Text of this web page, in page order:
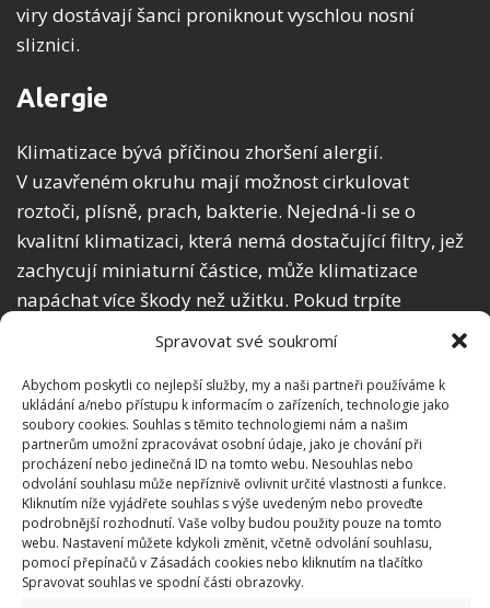
Spravovat své soukromí
Abychom poskytli co nejlepší služby, my a naši partneři používáme k
ukládání a/nebo přístupu k informacím o zařízeních, technologie jako
soubory cookies. Souhlas s těmito technologiemi nám a našim
partnerům umožní zpracovávat osobní údaje, jako je chování při
procházení nebo jedinečná ID na tomto webu. Nesouhlas nebo
odvolání souhlasu může nepříznivě ovlivnit určité vlastnosti a funkce.
Kliknutím níže vyjádřete souhlas s výše uvedeným nebo proveďte
podrobnější rozhodnutí. Vaše volby budou použity pouze na tomto
webu. Nastavení můžete kdykoli změnit, včetně odvolání souhlasu,
pomocí přepínačů v Zásadách cookies nebo kliknutím na tlačítko
Spravovat souhlas ve spodní části obrazovky.
viry dostávají šanci proniknout vyschlou nosní
sliznici.
Alergie
Klimatizace bývá příčinou zhoršení alergií.
V uzavřeném okruhu mají možnost cirkulovat
roztoči, plísně, prach, bakterie. Nejedná-li se o
kvalitní klimatizaci, která nemá dostačující filtry, jež
zachycují miniaturní částice, může klimatizace
napáchat více škody než užitku. Pokud trpíte
nějakou alergií, vyhýbejte se chlazeným prostorům. I
kvalitní klimatizace může napáchat škody, pokud
není pravidelně čištěná a nemá správné nastavení.
Jaké další potíže klimatizace může
způsobit?
Syndrom suchých očí
Zánět trojklaného nervu